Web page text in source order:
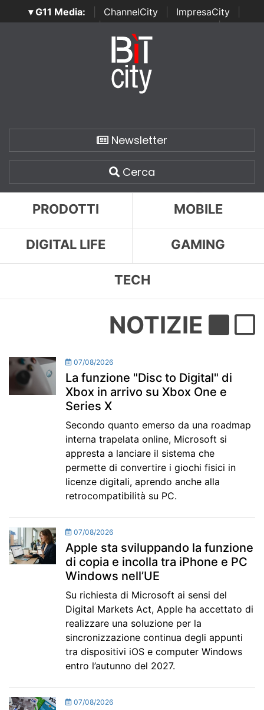
▾ G11 Media: ChannelCity ImpresaCity
SecurityOpenLab | Italian Channel Awards | Italian
Italian Security Awards
Newsletter
Cerca
PRODOTTI MOBILE
DIGITAL LIFE GAMING
TECH
NOTIZIE
07/08/2026
La funzione "Disc to Digital" di
Xbox in arrivo su Xbox One e
Series X
Secondo quanto emerso da una roadmap
interna trapelata online, Microsoft si
appresta a lanciare il sistema che
permette di convertire i giochi fisici in
licenze digitali, aprendo anche alla
retrocompatibilità su PC.
07/08/2026
Apple sta sviluppando la funzione
di copia e incolla tra iPhone e PC
Windows nell’UE
Su richiesta di Microsoft ai sensi del
Digital Markets Act, Apple ha accettato di
realizzare una soluzione per la
sincronizzazione continua degli appunti
tra dispositivi iOS e computer Windows
entro l’autunno del 2027.
07/08/2026